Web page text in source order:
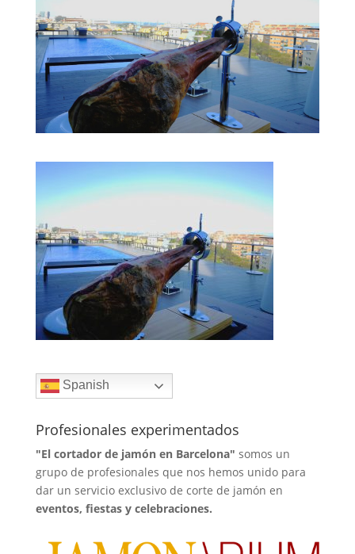
Spanish
Profesionales experimentados
"El cortador de jamón en Barcelona" somos un
grupo de profesionales que nos hemos unido para
dar un servicio exclusivo de corte de jamón en
eventos, fiestas y celebraciones.